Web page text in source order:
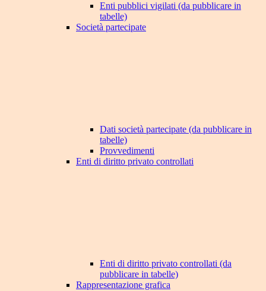
Enti pubblici vigilati (da pubblicare in
tabelle)
Società partecipate
Dati società partecipate (da pubblicare in
tabelle)
Provvedimenti
Enti di diritto privato controllati
Enti di diritto privato controllati (da
pubblicare in tabelle)
Rappresentazione grafica